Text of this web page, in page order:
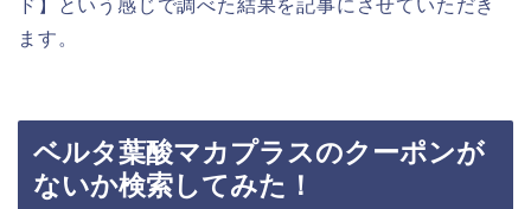
ド】という感じで調べた結果を記事にさせていただき
ます。
ベルタ葉酸マカプラスのクーポンが
ないか検索してみた！